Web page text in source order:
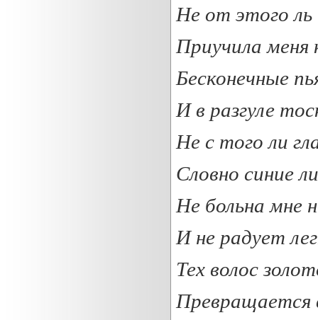
Не от этого ль
Приучила меня
Бесконечные
И в разгуле
Не с того ли
Словно синие
Не больна мне
И не радует
Тех волос